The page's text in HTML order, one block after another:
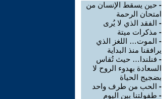
- حين يسقط الإنسان من
امتحان الرحمة
- الفقد الذي لا يُرى
- مذكرات ميتة
- الموت… اللغز الذي
يرافقنا منذ البداية
- فنلندا… حيث تُقاس
السعادة بهدوء الروح لا
بضجيج الحياة
- الحب من طرف واحد
- طفولتنا بين اليوم